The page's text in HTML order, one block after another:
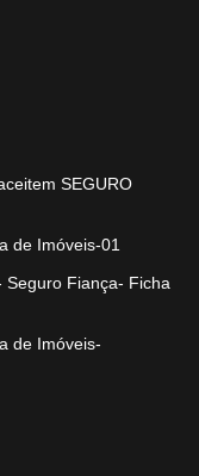
SEGURO
de Imóveis-01
Seguro Fiança- Ficha
de Imóveis-